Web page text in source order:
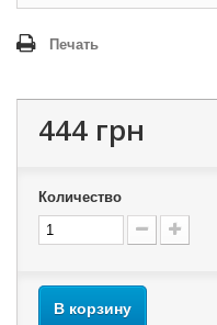
Печать
444 грн
Количество
В корзину